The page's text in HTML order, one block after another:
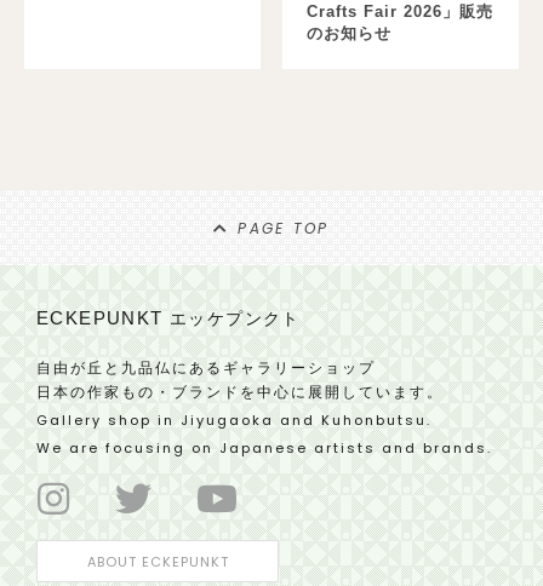
Crafts Fair 2026」販売
のお知らせ
PAGE TOP
ECKEPUNKTエッケプンクト
自由が丘と九品仏にあるギャラリーショップ
日本の作家もの・ブランドを中心に展開しています。
Gallery shop in Jiyugaoka and Kuhonbutsu.
We are focusing on Japanese artists and brands.
ABOUT ECKEPUNKT